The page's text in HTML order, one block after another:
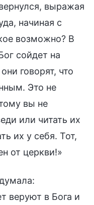
выражая
начиная с
возможно? В
сойдет на
говорят, что
Это не
вы не
или читать их
их у себя. Тот,
от церкви!»
веруют в Бога и